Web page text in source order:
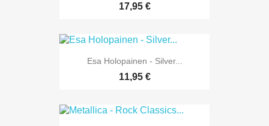
17,95 €
Esa Holopainen - Silver...
11,95 €